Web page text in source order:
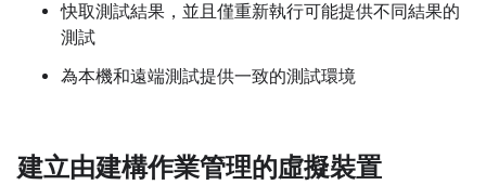
快取測試結果，並且僅重新執行可能提供不同結果的
測試
為本機和遠端測試提供一致的測試環境
建立由建構作業管理的虛擬裝置